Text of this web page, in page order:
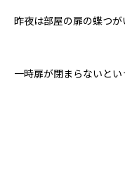
昨夜は部屋の扉の蝶つが
一時扉が閉まらないとい